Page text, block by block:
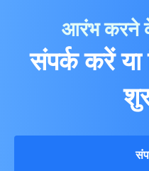
आरंभ करने
संपर्क करें या